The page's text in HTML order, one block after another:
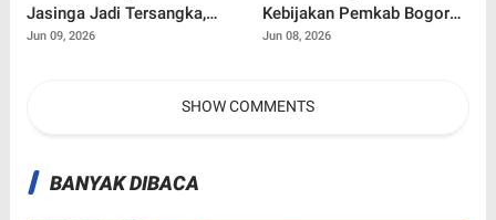
Jasinga Jadi Tersangka,
Polisi Ungkap Kronologi
Jun 09, 2026
Kebijakan Pemkab Bogor
Selalu Dikoordinasikan
Jun 08, 2026
SHOW COMMENTS
BANYAK DIBACA